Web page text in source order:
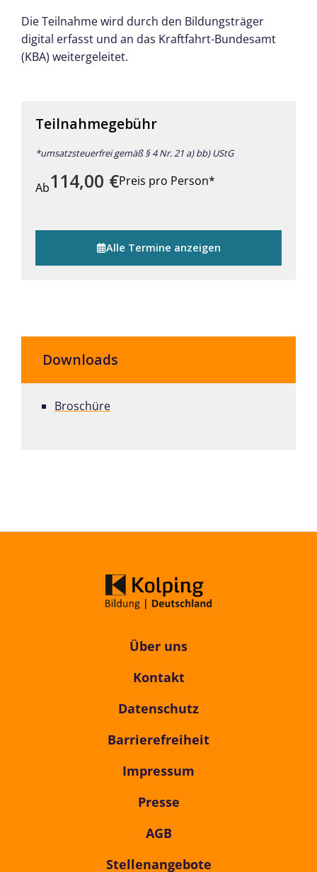
Die Teilnahme wird durch den Bildungsträger
digital erfasst und an das Kraftfahrt-Bundesamt
(KBA) weitergeleitet.
Teilnahmegebühr
*umsatzsteuerfrei gemäß § 4 Nr. 21 a) bb) UStG
Ab114,00 €Preis pro Person*
Alle Termine anzeigen
Downloads
Broschüre
Über uns
Kontakt
Datenschutz
Barrierefreiheit
Impressum
Presse
AGB
Stellenangebote